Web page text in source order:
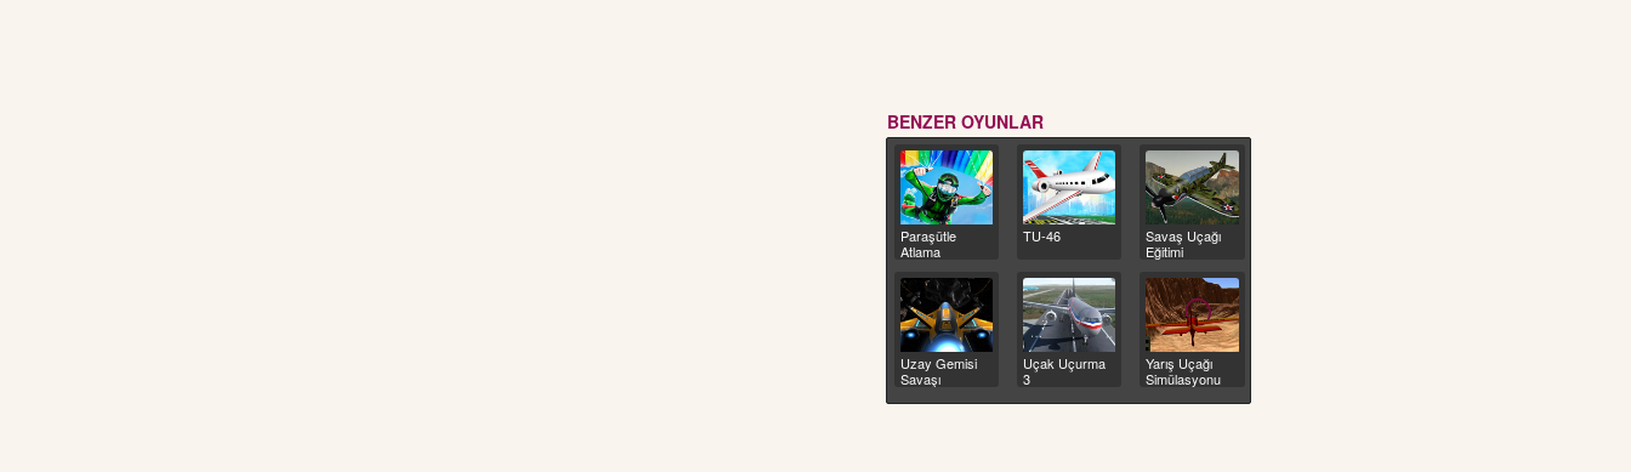
BENZER OYUNLAR
Paraşütle
Atlama
TU-46
Savaş Uçağı
Eğitimi
Uzay Gemisi
Savaşı
Uçak Uçurma
3
Yarış Uçağı
Simülasyonu